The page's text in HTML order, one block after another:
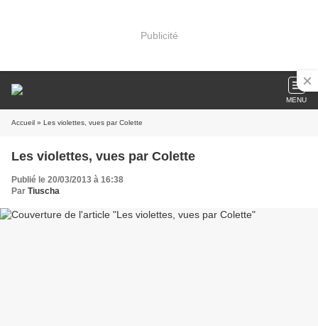
Publicité
MENU
Accueil » Les violettes, vues par Colette
Les violettes, vues par Colette
Publié le 20/03/2013 à 16:38
Par Tiuscha